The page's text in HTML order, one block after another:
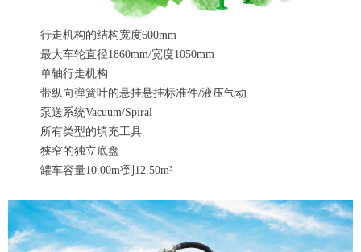
行走机构的结构宽度600mm
最大车轮直径1860mm/宽度1050mm
单轴行走机构
带纵向弹簧叶的悬挂悬挂标准件/液压气动
泵送系统Vacuum/Spiral
所有类型的填充工具
狭窄的独立底盘
罐车容量10.00m³到12.50m³